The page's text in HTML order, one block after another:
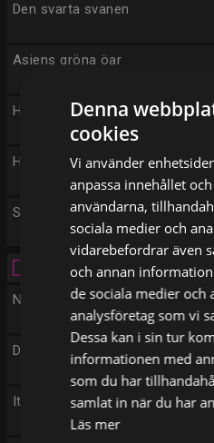
Den svarta svanen
Asiens gröna öar
Historien om Sverige
Historiskt eftersnack
Sändningsuppehåll
Torsdag 13/8
Naturens största talanger
Djurens bostäder
Italien med Stanley Tucci
Denna
cookies
Vi använder
anpassa innehållet
användarna,
sociala medier och
vidarebefordrar även
och annan
de sociala medier och
analysföretag som vi
Dessa kan i sin tur
informationen med
som du har
samlat in när du har
Läs mer